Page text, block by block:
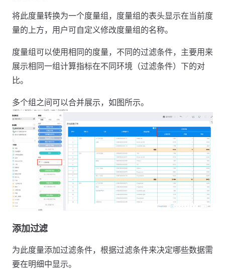
将此度量转换为一个度量组，度量组的表头显示在当前度
量的上方，用户可自定义修改度量组的名称。
度量组可以使用相同的度量，不同的过滤条件，主要用来
展示相同一组计算指标在不同环境（过滤条件）下的对
比。
多个组之间可以合并展示，如图所示。
添加过滤
为此度量添加过滤条件，根据过滤条件来决定哪些数据需
要在明细中显示。